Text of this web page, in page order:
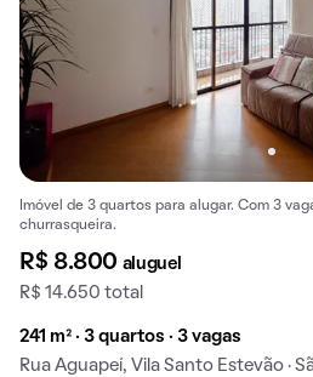
Imóvel de 3 quartos para alugar. Com 3
churrasqueira.
R$ 8.800 aluguel
R$ 14.650 total
241 m² · 3 quartos · 3 vagas
Rua Aguapeí, Vila Santo Estevão ·